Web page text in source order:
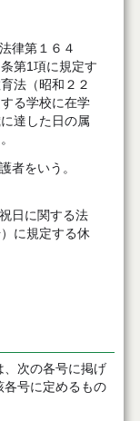
律第１６４
第1項に規定す
法（昭和２２
る学校に在学
達した日の属
者をいう。
日に関する法
に規定する休
次の各号に掲げ
各号に定めるもの